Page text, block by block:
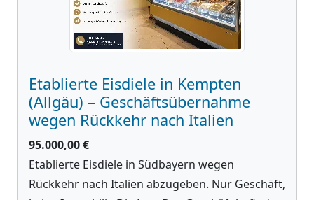
Etablierte Eisdiele in Kempten
(Allgäu) – Geschäftsübernahme
wegen Rückkehr nach Italien
95.000,00 €
Etablierte Eisdiele in Südbayern wegen
Rückkehr nach Italien abzugeben. Nur Geschäft,